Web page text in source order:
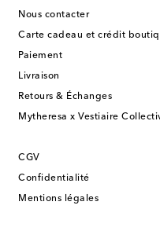
Nous contacter
Carte cadeau et crédit
Paiement
Livraison
Retours & Échanges
Mytheresa x Vestiaire
CGV
Confidentialité
Mentions légales